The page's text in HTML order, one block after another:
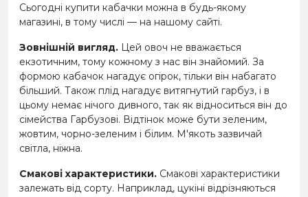
Сьогодні купити кабачки можна в будь-якому
магазині, в тому числі — на нашому сайті.
Зовнішній вигляд. Цей овоч не вважається
екзотичним, тому кожному з нас він знайомий. За
формою кабачок нагадує огірок, тільки він набагато
більший. Також плід нагадує витягнутий гарбуз, і в
цьому немає нічого дивного, так як відноситься він до
сімейства Гарбузові. Відтінок може бути зеленим,
жовтим, чорно-зеленим і білим. М'якоть зазвичай
світла, ніжна.
Смакові характеристики. Смакові характеристики
залежать від сорту. Наприклад, цукіні відрізняються